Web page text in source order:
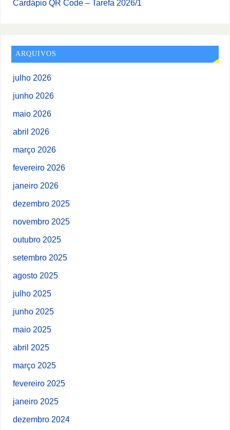
Cardápio QR Code – Tarefa 2026/1
ARQUIVOS
julho 2026
junho 2026
maio 2026
abril 2026
março 2026
fevereiro 2026
janeiro 2026
dezembro 2025
novembro 2025
outubro 2025
setembro 2025
agosto 2025
julho 2025
junho 2025
maio 2025
abril 2025
março 2025
fevereiro 2025
janeiro 2025
dezembro 2024